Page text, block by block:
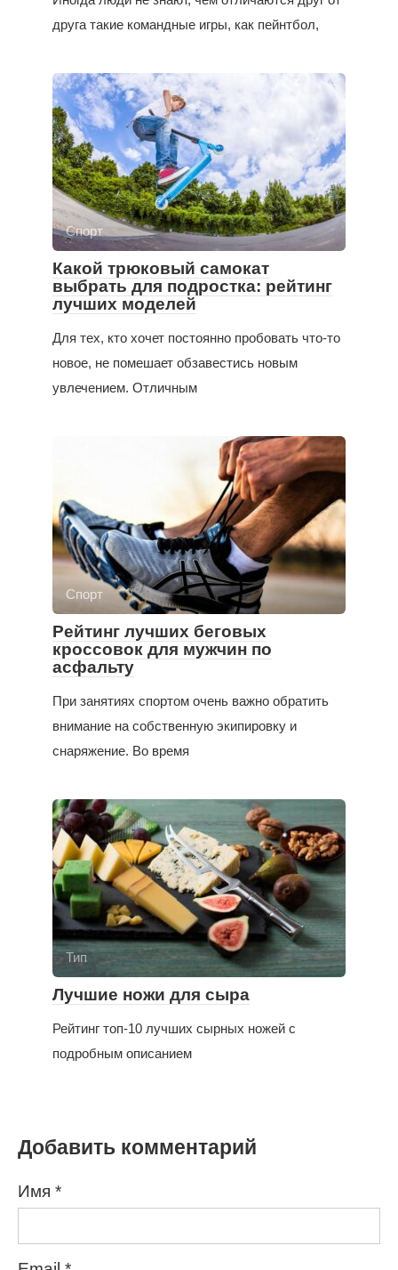
друга такие командные игры, как пейнтбол,
Спорт
Какой трюковый самокат
выбрать для подростка: рейтинг
лучших моделей
Для тех, кто хочет постоянно пробовать что-то
новое, не помешает обзавестись новым
увлечением. Отличным
Спорт
Рейтинг лучших беговых
кроссовок для мужчин по
асфальту
При занятиях спортом очень важно обратить
внимание на собственную экипировку и
снаряжение. Во время
Тип
Лучшие ножи для сыра
Рейтинг топ-10 лучших сырных ножей с
подробным описанием
Добавить комментарий
Имя *